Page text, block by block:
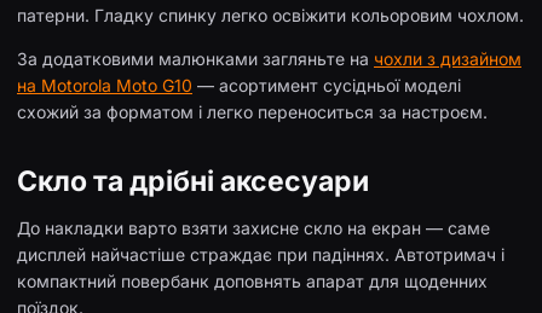
патерни. Гладку спинку легко освіжити кольоровим чохлом.
За додатковими малюнками загляньте на чохли з дизайном
на Motorola Moto G10 — асортимент сусідньої моделі
схожий за форматом і легко переноситься за настроєм.
Скло та дрібні аксесуари
До накладки варто взяти захисне скло на екран — саме
дисплей найчастіше страждає при падіннях. Автотримач і
компактний повербанк доповнять апарат для щоденних
поїздок.